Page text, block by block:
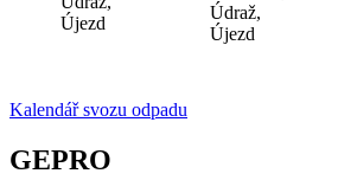
Újezd
Údraž,
Újezd
Kalendář svozu odpadu
GEPRO